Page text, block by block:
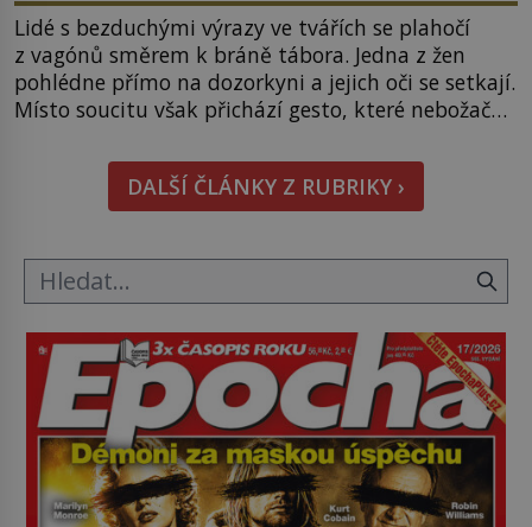
Lidé s bezduchými výrazy ve tvářích se plahočí
z vagónů směrem k bráně tábora. Jedna z žen
pohlédne přímo na dozorkyni a jejich oči se setkají.
Místo soucitu však přichází gesto, které nebožačku
Rudolf Höss (1901–1947), Josef Mengele (1911–
1979) či Heinrich Himmler (1900–1945) zná každý,
o koho se historie jen otřela. Jenže […]
DALŠÍ ČLÁNKY Z RUBRIKY ›